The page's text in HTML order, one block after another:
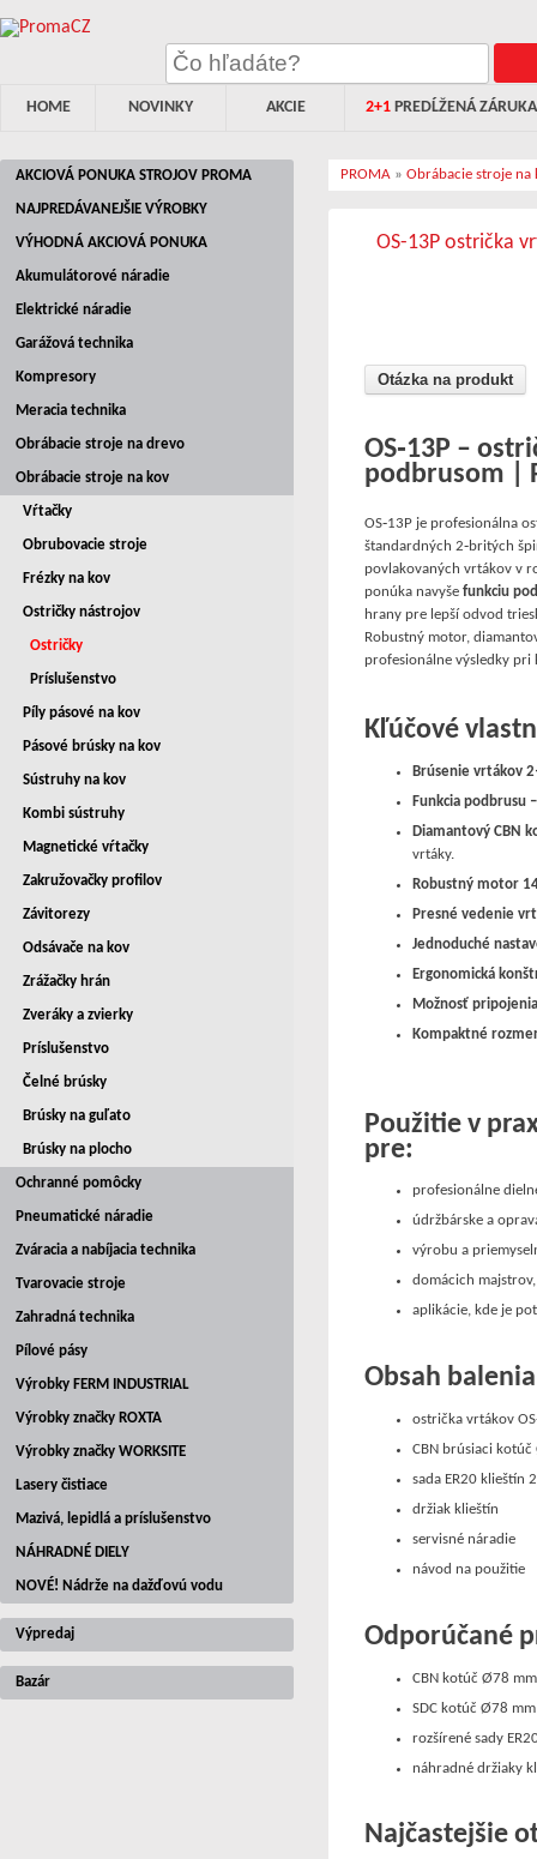
HOME NOVINKY AKCIE 2+1PREDĹŽENÁ ZÁRUKA
AKCIOVÁ PONUKA STROJOV PROMA
NAJPREDÁVANEJŠIE VÝROBKY
VÝHODNÁ AKCIOVÁ PONUKA
Akumulátorové náradie
Elektrické náradie
Garážová technika
Kompresory
Meracia technika
Obrábacie stroje na drevo
Obrábacie stroje na kov
Vŕtačky
Obrubovacie stroje
Frézky na kov
Ostričky nástrojov
Ostričky
Príslušenstvo
Píly pásové na kov
Pásové brúsky na kov
Sústruhy na kov
Kombi sústruhy
Magnetické vŕtačky
Zakružovačky profilov
Závitorezy
Odsávače na kov
Zrážačky hrán
Zveráky a zvierky
Príslušenstvo
Čelné brúsky
Brúsky na guľato
Brúsky na plocho
Ochranné pomôcky
Pneumatické náradie
Zváracia a nabíjacia technika
Tvarovacie stroje
Zahradná technika
Pílové pásy
Výrobky FERM INDUSTRIAL
Výrobky značky ROXTA
Výrobky značky WORKSITE
Lasery čistiace
Mazivá, lepidlá a príslušenstvo
NÁHRADNÉ DIELY
NOVÉ! Nádrže na dažďovú vodu
Výpredaj
Bazár
PROMA »Obrábacie stroje na
OS-13P ostrička
Otázka na produkt
OS‑13P –
podbrusom |
OS‑13P je profesionálna
štandardných 2‑britých
povlakovaných vrtákov v
ponúka navyšefunkciu
hrany pre lepší odvod
Robustný motor,
profesionálne výsledky pri
Kľúčové
Brúsenie vrtákov
Funkcia podbrusu
Diamantový CBN
vrtáky.
Robustný motor
Presné vedenie
Jednoduché
Ergonomická
Možnosť
Kompaktné
Použitie v
pre:
profesionálne
údržbárske a
výrobu a
domácich
aplikácie, kde je
Obsah
ostrička vrtákov
CBN brúsiaci
sada ER20 klieštín
držiak klieštín
servisné náradie
návod na použitie
Odporúčané
CBN kotúč Ø78
SDC kotúč Ø78
rozšírené sady
náhradné držiaky
Najčastejšie